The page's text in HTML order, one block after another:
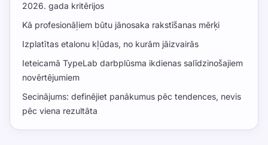
2026. gada kritērijos
Kā profesionāļiem būtu jānosaka rakstīšanas mērķi
Izplatītas etalonu kļūdas, no kurām jāizvairās
Ieteicamā TypeLab darbplūsma ikdienas salīdzinošajiem
novērtējumiem
Secinājums: definējiet panākumus pēc tendences, nevis
pēc viena rezultāta